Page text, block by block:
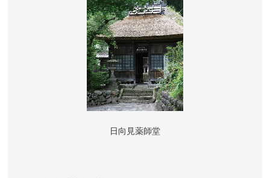
ます。 四万川の水やもう少し下流の四万湖の水が
きれいな色をしているのは、この美しい水のおかげ
です。 湖の周りは車で一周できるようになってい
ますが、一方通行になっていますので、時計回りに
おまわり下さい。 またダムの周りには「栂（つ
が）の広場」「赤沢安らぎ広場」「稲包せせらぎ公
園」などの公園や見晴台、堤防の下側に「日向見公
園」などが整備されていますので、是非足を延ばし
日向見薬師堂